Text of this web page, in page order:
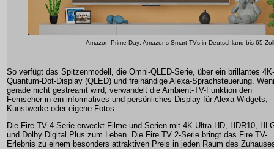
Amazon Prime Day: Amazons Smart-TVs in Deutschland bis 65 Zoll
So verfügt das Spitzenmodell, die Omni-QLED-Serie, über ein brillantes 4K-
Quantum-Dot-Display (QLED) und freihändige Alexa-Sprachsteuerung.
gerade nicht gestreamt wird, verwandelt die Ambient-TV-Funktion den
Fernseher in ein informatives und persönliches Display für Alexa-Widgets,
Kunstwerke oder eigene Fotos.
Die Fire TV 4-Serie erweckt Filme und Serien mit 4K Ultra HD, HDR10,
und Dolby Digital Plus zum Leben. Die Fire TV 2-Serie bringt das Fire TV-
Erlebnis zu einem besonders attraktiven Preis in jeden Raum des